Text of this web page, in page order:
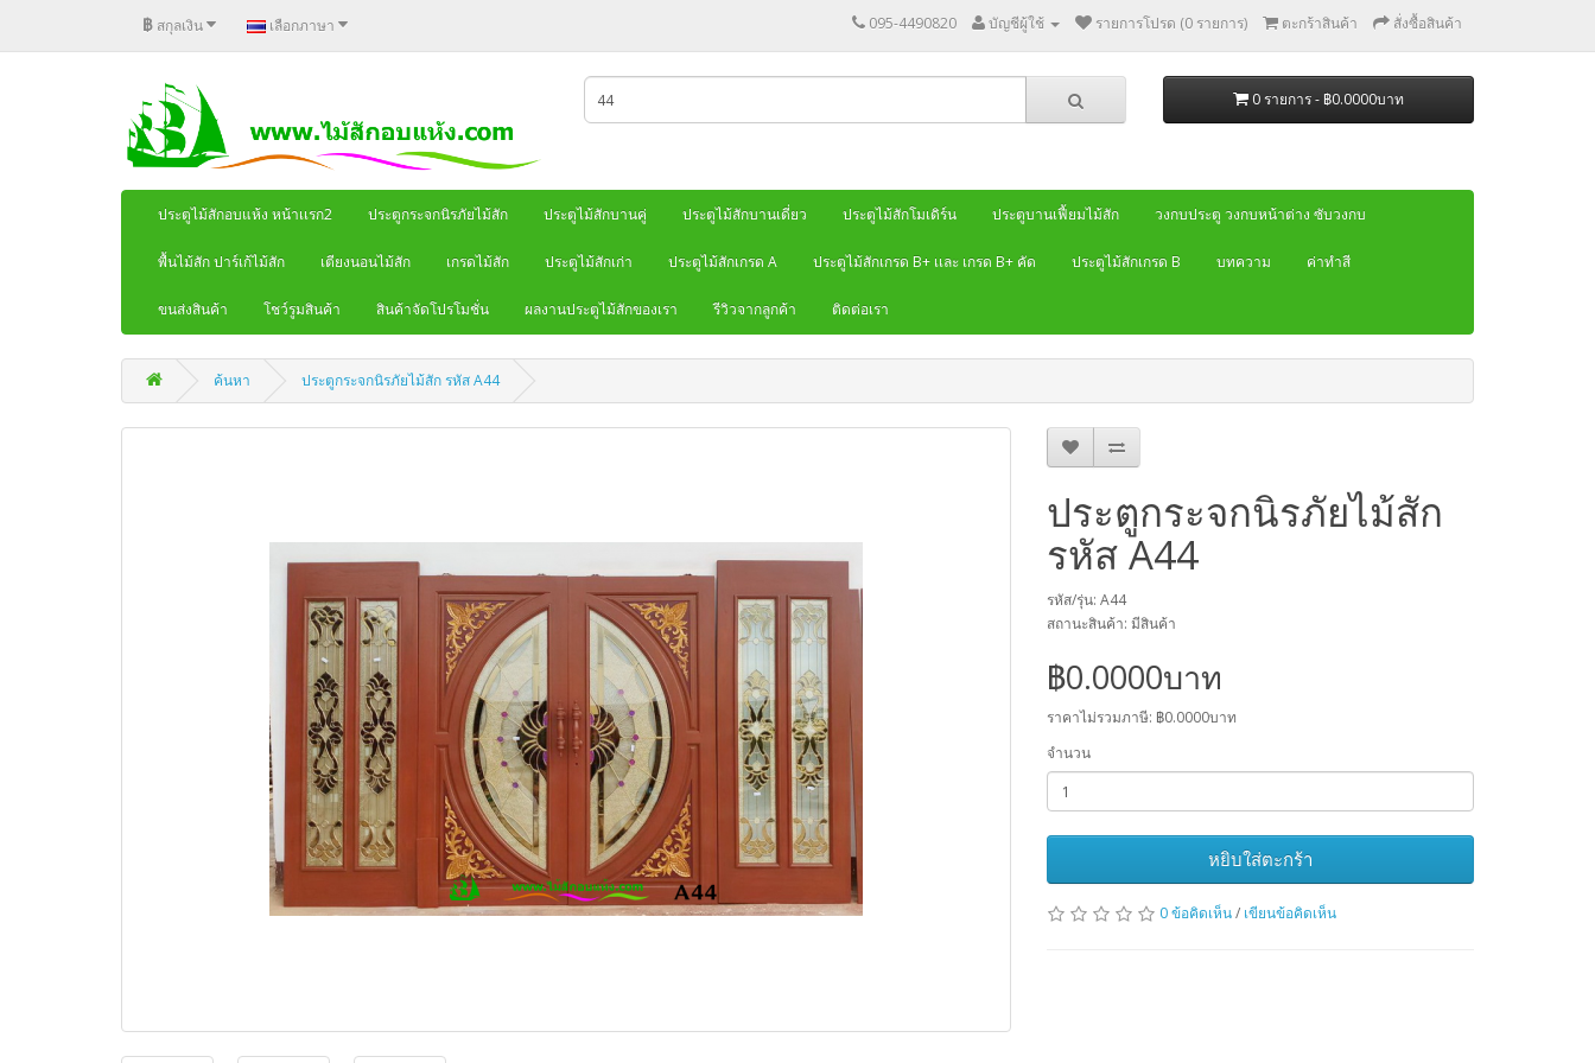
฿ สกุลเงิน เลือกภาษา 095-4490820 บัญชีผู้ใช้ รายการโปรด (0 รายการ) ตะกร้าสินค้า สั่งซื้อสินค้า
0 รายการ - ฿0.0000บาท
ประตูไม้สักอบแห้ง หน้าเเรก2 ประตูกระจกนิรภัยไม้สัก ประตูไม้สักบานคู่ ประตูไม้สักบานเดี่ยว ประตูไม้สักโมเดิร์น ประตูบานเฟี้ยมไม้สัก วงกบประตู วงกบหน้าต่าง ซับวงกบ
พื้นไม้สัก ปาร์เก้ไม้สัก เตียงนอนไม้สัก เกรดไม้สัก ประตูไม้สักเก่า ประตูไม้สักเกรด A ประตูไม้สักเกรด B+ เเละ เกรด B+ คัด ประตูไม้สักเกรด B บทความ ค่าทำสี
ขนส่งสินค้า โชว์รูมสินค้า สินค้าจัดโปรโมชั่น ผลงานประตูไม้สักของเรา รีวิวจากลูกค้า ติดต่อเรา
ค้นหา ประตูกระจกนิรภัยไม้สัก รหัส A44
ประตูกระจกนิรภัยไม้สัก
รหัส A44
รหัส/รุ่น: A44
สถานะสินค้า: มีสินค้า
฿0.0000บาท
ราคาไม่รวมภาษี: ฿0.0000บาท
จำนวน
หยิบใส่ตะกร้า
0 ข้อคิดเห็น/ เขียนข้อคิดเห็น